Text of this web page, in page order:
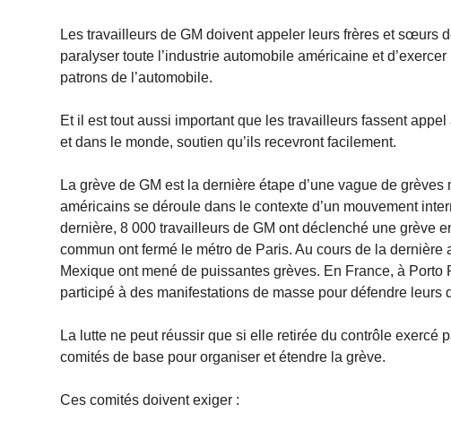
Les travailleurs de GM doivent appeler leurs frères et sœurs
paralyser toute l’industrie automobile américaine et
patrons de l’automobile.
Et il est tout aussi important que les travailleurs fassent
et dans le monde, soutien qu’ils recevront facilement.
La grève de GM est la dernière étape d’une vague de
américains se déroule dans le contexte d’un mouvement
dernière, 8 000 travailleurs de GM ont déclenché une grève
commun ont fermé le métro de Paris. Au cours de la
Mexique ont mené de puissantes grèves. En France, à
participé à des manifestations de masse pour défendre leurs
La lutte ne peut réussir que si elle retirée du contrôle exercé
comités de base pour organiser et étendre la grève.
Ces comités doivent exiger :